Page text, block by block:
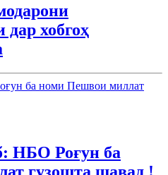
хобгоҳ
НБО Роғун ба
гузошта шавад !